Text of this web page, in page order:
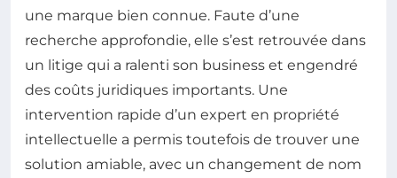
une marque bien connue. Faute d’une
recherche approfondie, elle s’est retrouvée dans
un litige qui a ralenti son business et engendré
des coûts juridiques importants. Une
intervention rapide d’un expert en propriété
intellectuelle a permis toutefois de trouver une
solution amiable, avec un changement de nom